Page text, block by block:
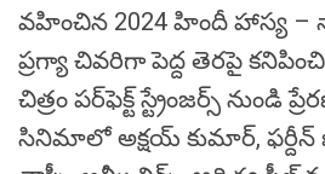
వహించిన 2024 హిందీ హాస్య
ప్రగ్యా చివరిగా పెద్ద తెరపై
చిత్రం పర్‌ఫెక్ట్ స్ట్రేంజర్స్ నుండి
సినిమాలో అక్షయ్ కుమార్, ఫర్దీన్